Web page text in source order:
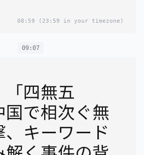
08:59 (23:59 in your timezone)
09:07
「四無五
で相次ぐ無
キーワード